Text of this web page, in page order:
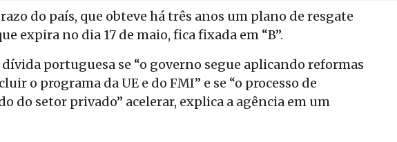
do país, que obteve há três anos um plano de resgate
expira no dia 17 de maio, fica fixada em “B”.
portuguesa se “o governo segue aplicando reformas
o programa da UE e do FMI” e se “o processo de
do setor privado” acelerar, explica a agência em um